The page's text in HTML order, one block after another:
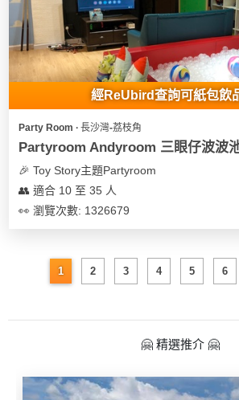
經ReUbird查詢可紙包飲
Party Room ∙ 長沙灣-荔枝角
Partyroom Andyroom 三眼仔波波
🎉 Toy Story主題Partyroom
👥 適合 10 至 35 人
👀 瀏覽次數: 1326679
1 2 3 4 5 6
🤗 精選推介 🤗